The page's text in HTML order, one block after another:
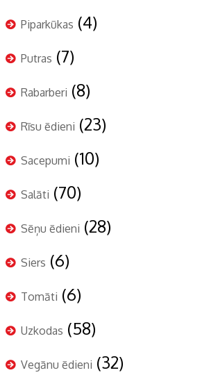
Piparkūkas (4)
Putras (7)
Rabarberi (8)
Rīsu ēdieni (23)
Sacepumi (10)
Salāti (70)
Sēņu ēdieni (28)
Siers (6)
Tomāti (6)
Uzkodas (58)
Vegānu ēdieni (32)